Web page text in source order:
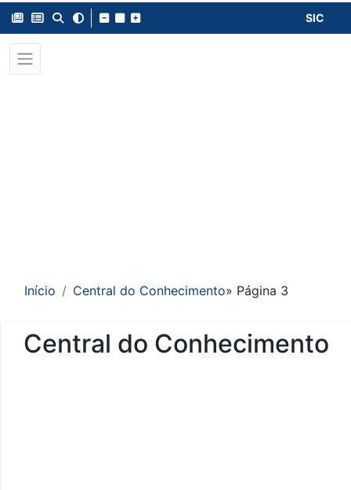
SIC
Início Central do Conhecimento» Página 3
Central do Conhecimento